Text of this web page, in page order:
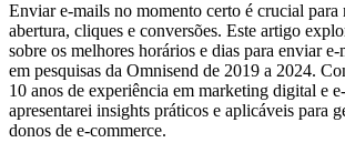
Enviar e-mails no momento certo é crucial para
abertura, cliques e conversões. Este artigo
sobre os melhores horários e dias para enviar e-
em pesquisas da Omnisend de 2019 a 2024.
10 anos de experiência em marketing digital e
apresentarei insights práticos e aplicáveis para
donos de e-commerce.